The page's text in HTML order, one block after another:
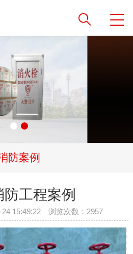
防案例
防工程案例
24 15:49:22 浏览次数： 2957